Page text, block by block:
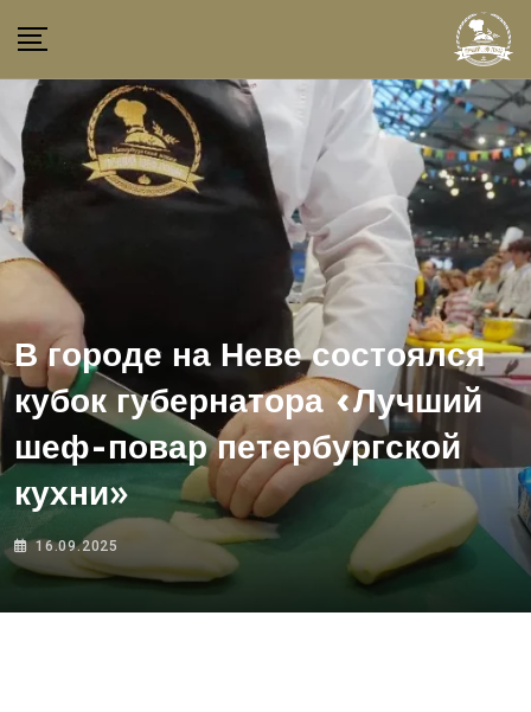
content
В городе на Неве состоялся
кубок губернатора «Лучший
шеф-повар петербургской
кухни»
16.09.2025